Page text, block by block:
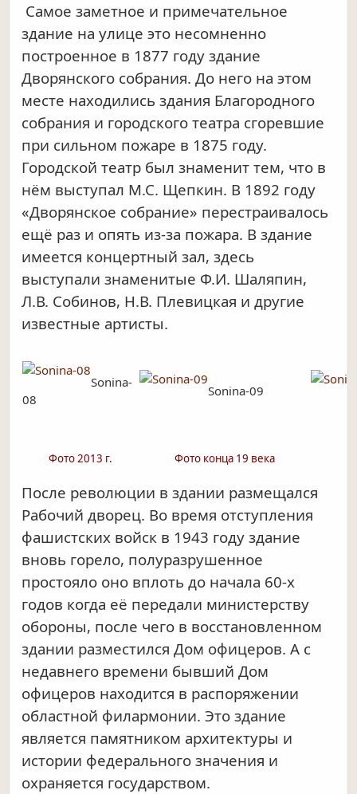
Самое заметное и примечательное
здание на улице это несомненно
построенное в 1877 году здание
Дворянского собрания. До него на этом
месте находились здания Благородного
собрания и городского театра сгоревшие
при сильном пожаре в 1875 году.
Городской театр был знаменит тем, что в
нём выступал М.С. Щепкин. В 1892 году
«Дворянское собрание» перестраивалось
ещё раз и опять из-за пожара. В здание
имеется концертный зал, здесь
выступали знаменитые Ф.И. Шаляпин,
Л.В. Собинов, Н.В. Плевицкая и другие
известные артисты.
Sonina-
08
Sonina-09
Фото 2013 г. Фото конца 19 века
После революции в здании размещался
Рабочий дворец. Во время отступления
фашистских войск в 1943 году здание
вновь горело, полуразрушенное
простояло оно вплоть до начала 60-х
годов когда её передали министерству
обороны, после чего в восстановленном
здании разместился Дом офицеров. А с
недавнего времени бывший Дом
офицеров находится в распоряжении
областной филармонии. Это здание
является памятником архитектуры и
истории федерального значения и
охраняется государством.